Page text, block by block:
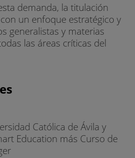
demanda, la titulación
un enfoque estratégico y
generalistas y materias
las áreas críticas del
Católica de Ávila y
Education más Curso de